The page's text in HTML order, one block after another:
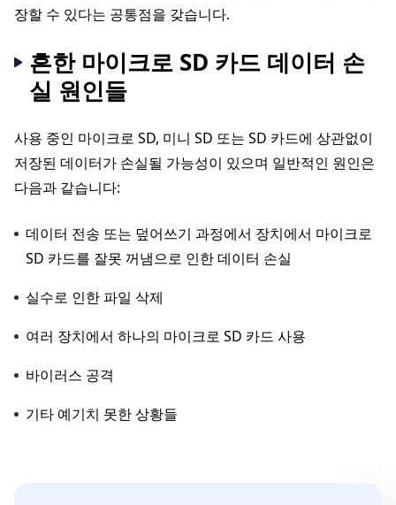
장할 수 있다는 공통점을 갖습니다.
흔한 마이크로 SD 카드 데이터 손
실 원인들
사용 중인 마이크로 SD, 미니 SD 또는 SD 카드에 상관없이
저장된 데이터가 손실될 가능성이 있으며 일반적인 원인은
다음과 같습니다:
데이터 전송 또는 덮어쓰기 과정에서 장치에서 마이크로
SD 카드를 잘못 꺼냄으로 인한 데이터 손실
실수로 인한 파일 삭제
여러 장치에서 하나의 마이크로 SD 카드 사용
바이러스 공격
기타 예기치 못한 상황들